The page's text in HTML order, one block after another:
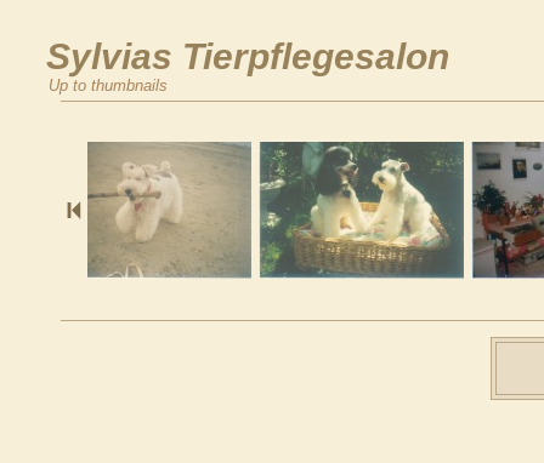
Sylvias Tierpflegesalon
Up to thumbnails